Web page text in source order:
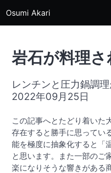
Osumi Akari
岩石が料理
レンチンと圧力鍋調
2022年09月25日
この記事へとたどり着いた
存在すると勝手に思ってい
能を極度に抽象化すると「
と思います。また一部のご
楽になりそうな響きがある